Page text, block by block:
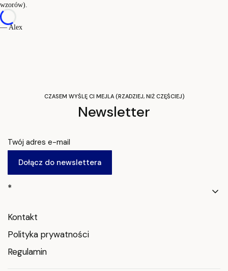
wzorów).
— Alex
CZASEM WYŚLĘ CI MEJLA (RZADZIEJ, NIŻ CZĘŚCIEJ)
Newsletter
Twój adres e-mail
Dołącz do newslettera
Linki w stopce
*
Kontakt
Polityka prywatności
Regulamin